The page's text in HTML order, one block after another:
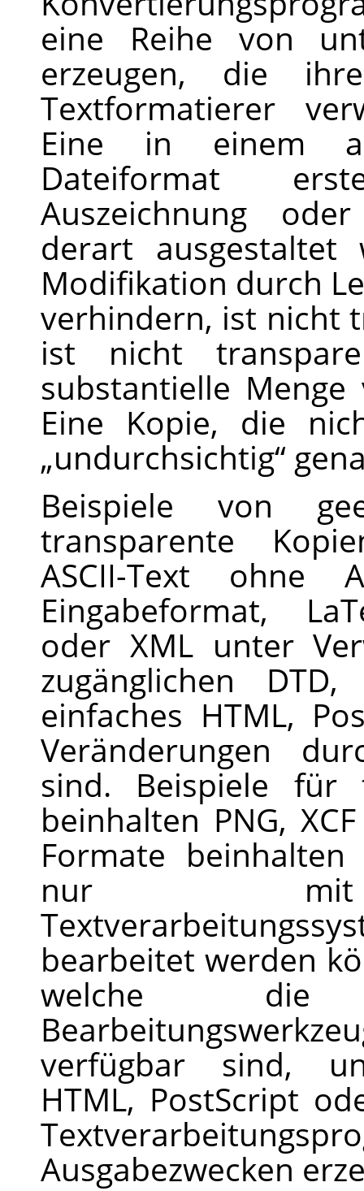
eine Reihe von
erzeugen, die
Textformatierer
Eine in einem
Dateiformat
Auszeichnung
derart ausgestaltet
Modifikation durch
verhindern, ist nicht
ist nicht
substantielle
Eine Kopie, die
„undurchsichtig“
Beispiele von
transparente
ASCII-Text ohne
Eingabeformat,
oder XML unter
zugänglichen
einfaches HTML,
Veränderungen
sind. Beispiele für
beinhalten PNG,
Formate
nur mit
bearbeitet werden
welche die
verfügbar sind,
HTML, PostScript
Ausgabezwecken